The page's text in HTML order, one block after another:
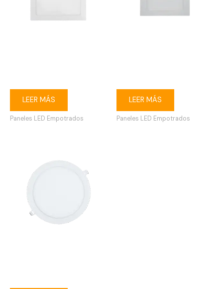
LEER MÁS
Paneles LED Empotrados
LEER MÁS
Paneles LED Empotrados